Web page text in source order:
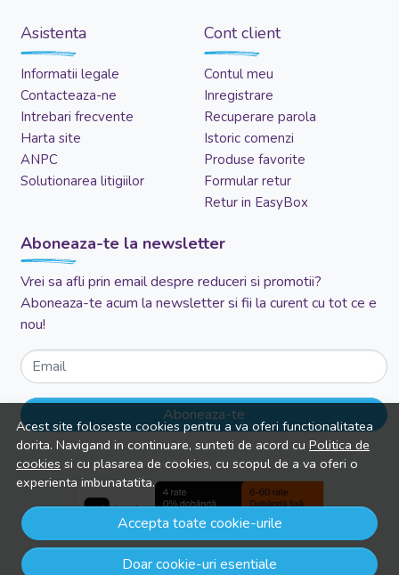
Acest site foloseste cookies pentru a va oferi functionalitatea
dorita. Navigand in continuare, sunteti de acord cu Politica de
cookies si cu plasarea de cookies, cu scopul de a va oferi o
experienta imbunatatita.
Accepta toate cookie-urile
Doar cookie-uri esentiale
Asistenta
Informatii legale
Contacteaza-ne
Intrebari frecvente
Harta site
ANPC
Solutionarea litigiilor
Cont client
Contul meu
Inregistrare
Recuperare parola
Istoric comenzi
Produse favorite
Formular retur
Retur in EasyBox
Aboneaza-te la newsletter
Vrei sa afli prin email despre reduceri si promotii?
Aboneaza-te acum la newsletter si fii la curent cu tot ce e
nou!
Email
Aboneaza-te